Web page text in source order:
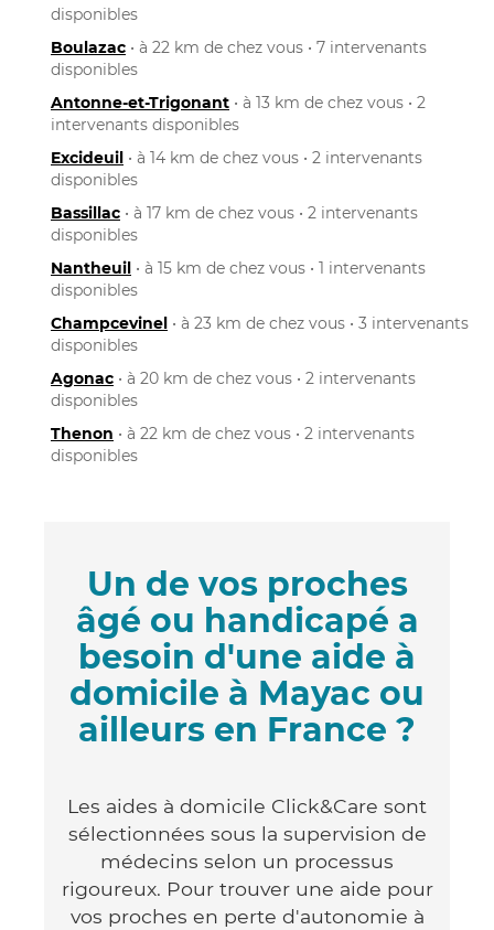
disponibles
Boulazac • à 22 km de chez vous • 7 intervenants
disponibles
Antonne-et-Trigonant • à 13 km de chez vous • 2
intervenants disponibles
Excideuil • à 14 km de chez vous • 2 intervenants
disponibles
Bassillac • à 17 km de chez vous • 2 intervenants
disponibles
Nantheuil • à 15 km de chez vous • 1 intervenants
disponibles
Champcevinel • à 23 km de chez vous • 3 intervenants
disponibles
Agonac • à 20 km de chez vous • 2 intervenants
disponibles
Thenon • à 22 km de chez vous • 2 intervenants
disponibles
Un de vos proches
âgé ou handicapé a
besoin d'une aide à
domicile à Mayac ou
ailleurs en France ?
Les aides à domicile Click&Care sont
sélectionnées sous la supervision de
médecins selon un processus
rigoureux. Pour trouver une aide pour
vos proches en perte d'autonomie à